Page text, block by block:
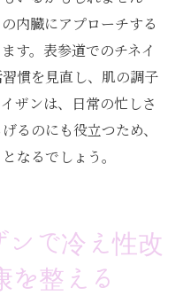
内臓にアプローチする
す。表参道でのチネイ
慣を見直し、肌の調子
ザンは、日常の忙しさ
るのにも役立つため、
なるでしょう。
で冷え性改
整える